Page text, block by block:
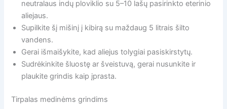
neutralaus indų ploviklio su 5–10 lašų pasirinkto eterinio
aliejaus.
Supilkite šį mišinį į kibirą su maždaug 5 litrais šilto
vandens.
Gerai išmaišykite, kad aliejus tolygiai pasiskirstytų.
Sudrėkinkite šluostę ar šveistuvą, gerai nusunkite ir
plaukite grindis kaip įprasta.
Tirpalas medinėms grindims